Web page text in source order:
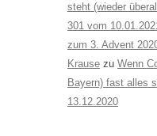
steht (wieder
301 vom
zum 3. Advent
Krause zu Wenn
Bayern) fast alles
13.12.2020